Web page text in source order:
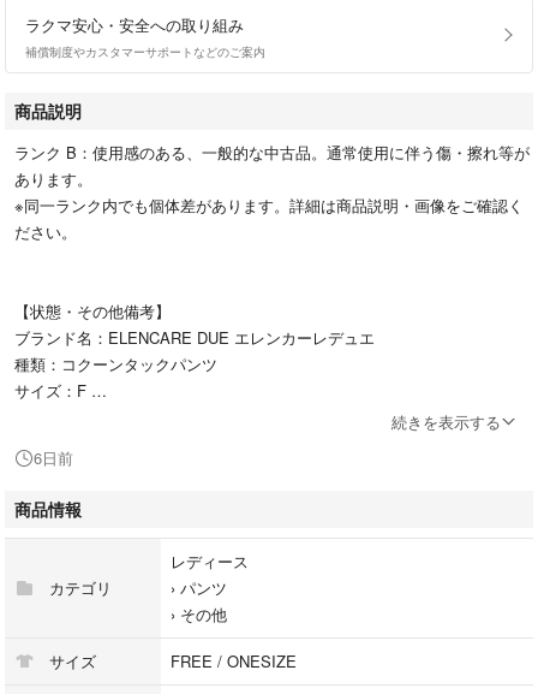
ラクマ安心・安全への取り組み
補償制度やカスタマーサポートなどのご案内
商品説明
ランク B：使用感のある、一般的な中古品。通常使用に伴う傷・擦れ等が
あります。
※同一ランク内でも個体差があります。詳細は商品説明・画像をご確認く
ださい。
【状態・その他備考】
ブランド名：ELENCARE DUE エレンカーレデュエ
種類：コクーンタックパンツ
サイズ：F
商品詳細：両ポケット付き ウエストゴム グリーンパークス
股上(cm)：39 （ウェスト上端から内股合わせまでの長さ）
股下(cm)：64 （内股あわせから裾までの長さ）
わたり(cm)：38 （内股合わせ[股下の縫い目の交差する所]から外側の端ま
裾幅(cm)：25.5 （裾の端から端までを直線で測った長さ）
ウエスト開口部(cm)：33.5 （ファスナーやボタンを閉じ、上端を直線で水
この度は当店の商品をご覧いただき、誠にありがとうございます。
続きを表示する
6日前
商品情報
カテゴリ
レディース
› パンツ
› その他
サイズ FREE / ONESIZE